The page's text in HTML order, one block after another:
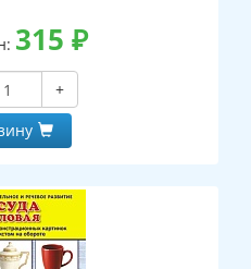
315 ₽
+